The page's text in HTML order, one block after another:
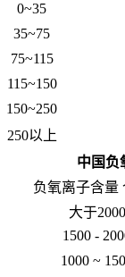
0~35
35~75
75~115
115~150
150~250
250以上
中国负
负氧离子含量
大于2000
1500 -
1000 ~